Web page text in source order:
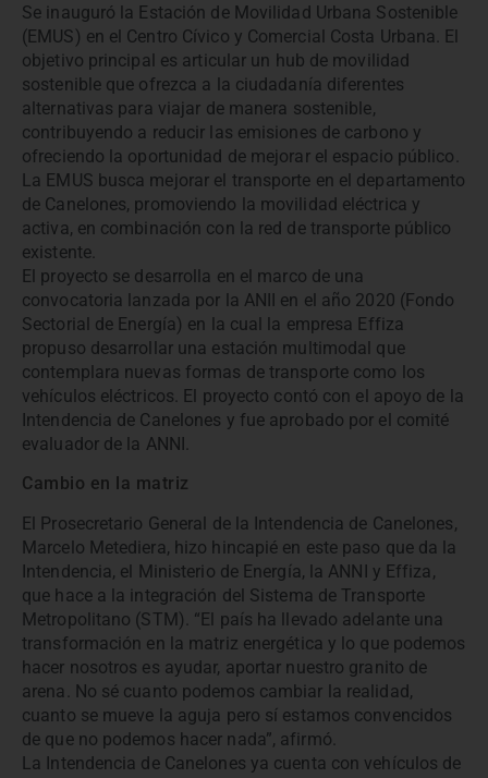
Se inauguró la Estación de Movilidad Urbana Sostenible
(EMUS) en el Centro Cívico y Comercial Costa Urbana. El
objetivo principal es articular un hub de movilidad
sostenible que ofrezca a la ciudadanía diferentes
alternativas para viajar de manera sostenible,
contribuyendo a reducir las emisiones de carbono y
ofreciendo la oportunidad de mejorar el espacio público.
La EMUS busca mejorar el transporte en el departamento
de Canelones, promoviendo la movilidad eléctrica y
activa, en combinación con la red de transporte público
existente.
El proyecto se desarrolla en el marco de una
convocatoria lanzada por la ANII en el año 2020 (Fondo
Sectorial de Energía) en la cual la empresa Effiza
propuso desarrollar una estación multimodal que
contemplara nuevas formas de transporte como los
vehículos eléctricos. El proyecto contó con el apoyo de la
Intendencia de Canelones y fue aprobado por el comité
evaluador de la ANNI.
Cambio en la matriz
El Prosecretario General de la Intendencia de Canelones,
Marcelo Metediera, hizo hincapié en este paso que da la
Intendencia, el Ministerio de Energía, la ANNI y Effiza,
que hace a la integración del Sistema de Transporte
Metropolitano (STM). “El país ha llevado adelante una
transformación en la matriz energética y lo que podemos
hacer nosotros es ayudar, aportar nuestro granito de
arena. No sé cuanto podemos cambiar la realidad,
cuanto se mueve la aguja pero sí estamos convencidos
de que no podemos hacer nada”, afirmó.
La Intendencia de Canelones ya cuenta con vehículos de